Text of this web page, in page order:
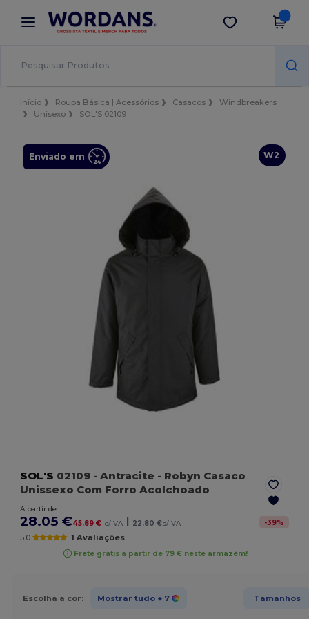
× App Wordans
Melhores preços na app!
Obter app
Início Roupa Básica | Acessórios Casacos
Windbreakers
Unisexo
SOL'S 02109
W2
Enviado em
SOL'S 02109 - Antracite - Robyn Casaco
Unissexo Com Forro Acolchoado
A partir de
28.05 €45.89 € c/IVA | 22.80 €s/IVA -39%
5.0 1 Avaliações
Frete grátis a partir de 79 € neste armazém!
Escolha a cor: Mostrar tudo + 7 Tamanhos